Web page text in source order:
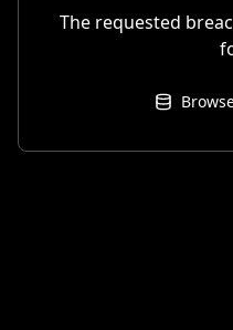
The requested